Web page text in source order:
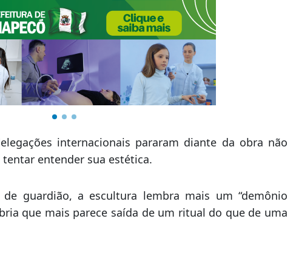
internacionais pararam diante da obra não